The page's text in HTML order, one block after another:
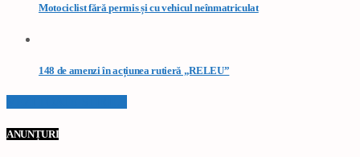
Motociclist fără permis și cu vehicul neînmatriculat
148 de amenzi în acțiunea rutieră „RELEU”
ANUNȚURI